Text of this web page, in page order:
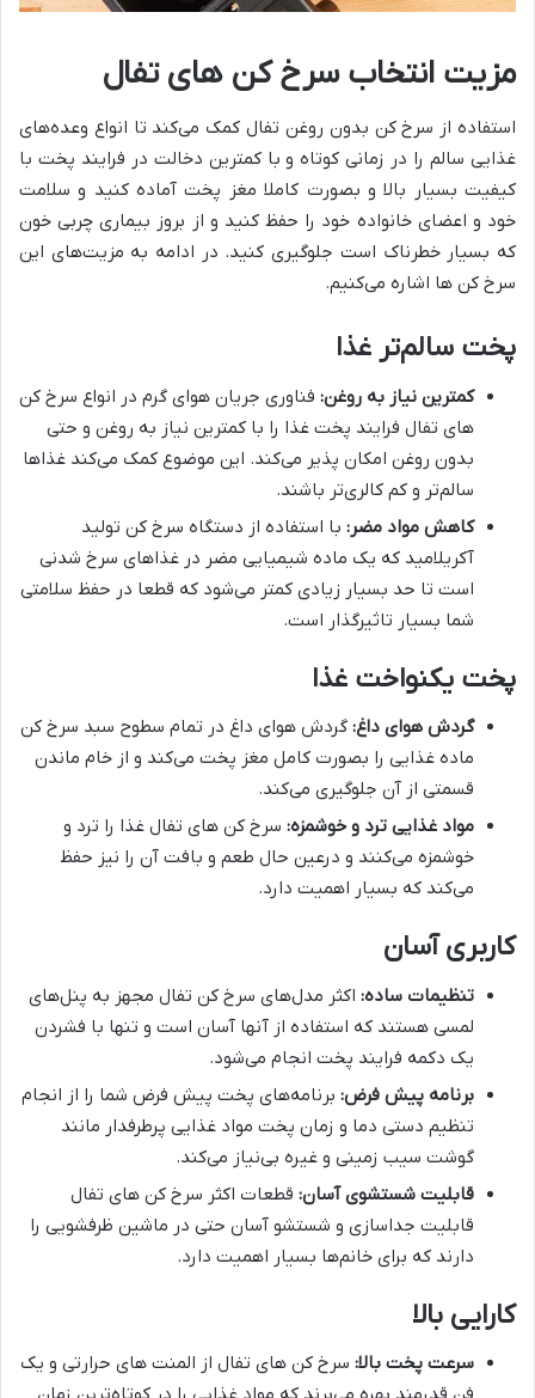
مزیت انتخاب سرخ کن های تفال
استفاده از سرخ کن بدون روغن تفال کمک می‌کند تا انواع وعده‌های
غذایی سالم را در زمانی کوتاه و با کمترین دخالت در فرایند پخت با
کیفیت بسیار بالا و بصورت کاملا مغز پخت آماده کنید و سلامت
خود و اعضای خانواده خود را حفظ کنید و از بروز بیماری چربی خون
که بسیار خطرناک است جلوگیری کنید. در ادامه به مزیت‌های این
سرخ کن ها اشاره می‌کنیم.
پخت سالم‌تر غذا
کمترین نیاز به روغن: فناوری جریان هوای گرم در انواع سرخ کن
های تفال فرایند پخت غذا را با کمترین نیاز به روغن و حتی
بدون روغن امکان پذیر می‌کند. این موضوع کمک می‌کند غذاها
سالم‌تر و کم کالری‌تر باشند.
کاهش مواد مضر: با استفاده از دستگاه سرخ کن تولید
آکریلامید که یک ماده شیمیایی مضر در غذاهای سرخ شدنی
است تا حد بسیار زیادی کمتر می‌شود که قطعا در حفظ سلامتی
شما بسیار تاثیرگذار است.
پخت یکنواخت غذا
گردش هوای داغ: گردش هوای داغ در تمام سطوح سبد سرخ کن
ماده غذایی را بصورت کامل مغز پخت می‌کند و از خام ماندن
قسمتی از آن جلوگیری می‌کند.
مواد غذایی ترد و خوشمزه: سرخ کن های تفال غذا را ترد و
خوشمزه می‌کنند و درعین حال طعم و بافت آن را نیز حفظ
می‌کند که بسیار اهمیت دارد.
کاربری آسان
تنظیمات ساده: اکثر مدل‌های سرخ کن تفال مجهز به پنل‌های
لمسی هستند که استفاده از آنها آسان است و تنها با فشردن
یک دکمه فرایند پخت انجام می‌شود.
برنامه پیش فرض: برنامه‌های پخت پیش فرض شما را از انجام
تنظیم دستی دما و زمان پخت مواد غذایی پرطرفدار مانند
گوشت سیب زمینی و غیره بی‌نیاز می‌کند.
قابلیت شستشوی آسان: قطعات اکثر سرخ کن های تفال
قابلیت جداسازی و شستشو آسان حتی در ماشین ظرفشویی را
دارند که برای خانم‌ها بسیار اهمیت دارد.
کارایی بالا
سرعت پخت بالا: سرخ کن های تفال از المنت های حرارتی و یک